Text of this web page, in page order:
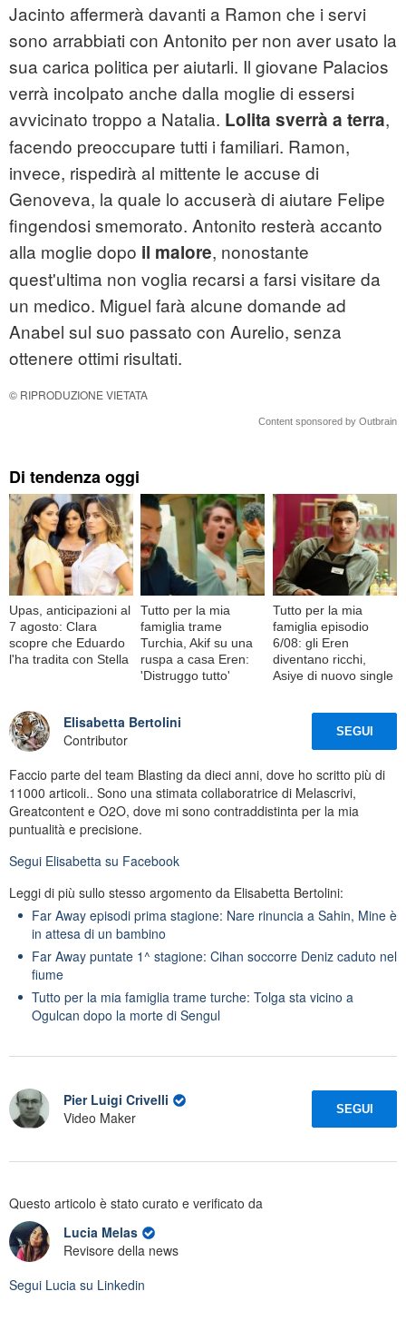
Jacinto affermerà davanti a Ramon che i servi
sono arrabbiati con Antonito per non aver usato la
sua carica politica per aiutarli. Il giovane Palacios
verrà incolpato anche dalla moglie di essersi
avvicinato troppo a Natalia. Lolita sverrà a terra,
facendo preoccupare tutti i familiari. Ramon,
invece, rispedirà al mittente le accuse di
Genoveva, la quale lo accuserà di aiutare Felipe
fingendosi smemorato. Antonito resterà accanto
alla moglie dopo il malore, nonostante
quest'ultima non voglia recarsi a farsi visitare da
un medico. Miguel farà alcune domande ad
Anabel sul suo passato con Aurelio, senza
ottenere ottimi risultati.
© RIPRODUZIONE VIETATA
Content sponsored by Outbrain
Di tendenza oggi
Upas, anticipazioni al
7 agosto: Clara
scopre che Eduardo
l'ha tradita con Stella
Tutto per la mia
famiglia trame
Turchia, Akif su una
ruspa a casa Eren:
'Distruggo tutto'
Tutto per la mia
famiglia episodio
6/08: gli Eren
diventano ricchi,
Asiye di nuovo single
Elisabetta Bertolini
Contributor
SEGUI
Faccio parte del team Blasting da dieci anni, dove ho scritto più di
11000 articoli.. Sono una stimata collaboratrice di Melascrivi,
Greatcontent e O2O, dove mi sono contraddistinta per la mia
puntualità e precisione.
Segui Elisabetta su Facebook
Leggi di più sullo stesso argomento da Elisabetta Bertolini:
Far Away episodi prima stagione: Nare rinuncia a Sahin, Mine è
in attesa di un bambino
Far Away puntate 1^ stagione: Cihan soccorre Deniz caduto nel
fiume
Tutto per la mia famiglia trame turche: Tolga sta vicino a
Ogulcan dopo la morte di Sengul
Pier Luigi Crivelli
Video Maker
SEGUI
Questo articolo è stato curato e verificato da
Lucia Melas
Revisore della news
Segui Lucia su Linkedin